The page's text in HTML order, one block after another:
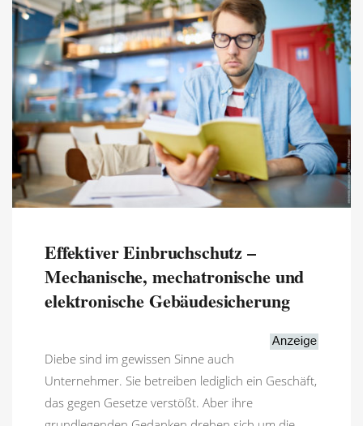
Effektiver Einbruchschutz –
Mechanische, mechatronische und
elektronische Gebäudesicherung
Diebe sind im gewissen Sinne auch
Unternehmer. Sie betreiben lediglich ein Geschäft,
das gegen Gesetze verstößt. Aber ihre